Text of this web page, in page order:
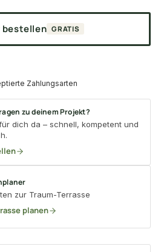
bestellen GRATIS
zu deinem Projekt?
dich da – schnell, kompetent und
zur Traum-Terrasse
planen